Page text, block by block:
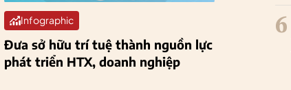
Infographic
Đưa sở hữu trí tuệ thành nguồn lực
phát triển HTX, doanh nghiệp
6